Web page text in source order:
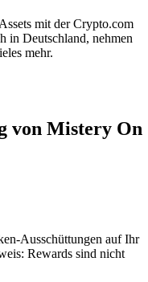
mit der Crypto.com
in Deutschland, nehmen
mehr.
von Mistery On
Ausschüttungen auf Ihr
Rewards sind nicht